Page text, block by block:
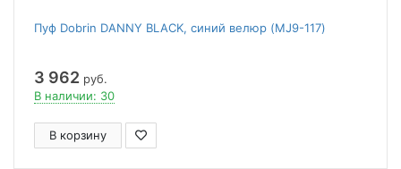
Пуф Dobrin DANNY BLACK, синий велюр (MJ9-117)
3 962 руб.
В наличии: 30
В корзину